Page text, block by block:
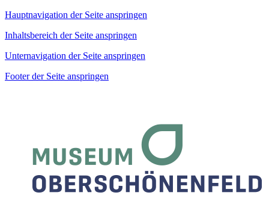
Hauptnavigation der Seite anspringen
Inhaltsbereich der Seite anspringen
Unternavigation der Seite anspringen
Footer der Seite anspringen